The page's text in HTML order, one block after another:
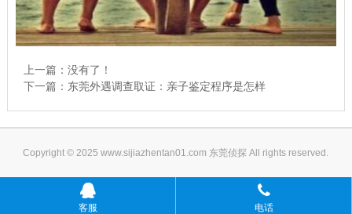
上一篇：没有了！
下一篇： 东莞外遇调查取证：亲子鉴定程序是怎样
Copyright © 2025 www.sijiazhentan01.com 东莞侦探 All rights reserved.
客服 电话